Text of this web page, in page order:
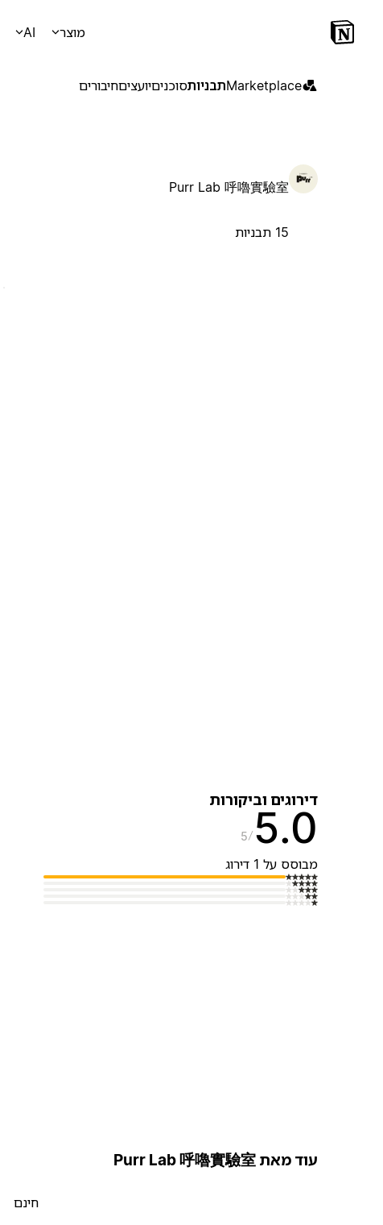
מוצר AI
Marketplaceתבניותסוכניםיועציםחיבורים
Purr Lab 呼嚕實驗室
15 תבניות
דירוגים וביקורות
5.0
5
מבוסס על 1 דירוג
עוד מאת Purr Lab 呼嚕實驗室
חינם